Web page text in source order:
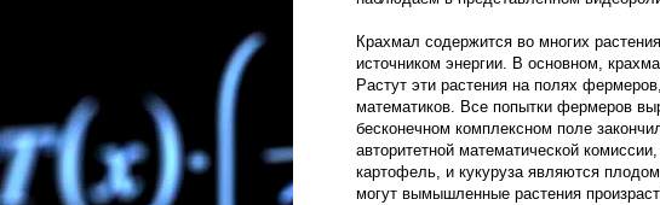
Крахмал содержится во многих
источником энергии. В основном,
Растут эти растения на полях
математиков. Все попытки фермеров
бесконечном комплексном поле
авторитетной математической
картофель, и кукуруза являются
могут вымышленные растения